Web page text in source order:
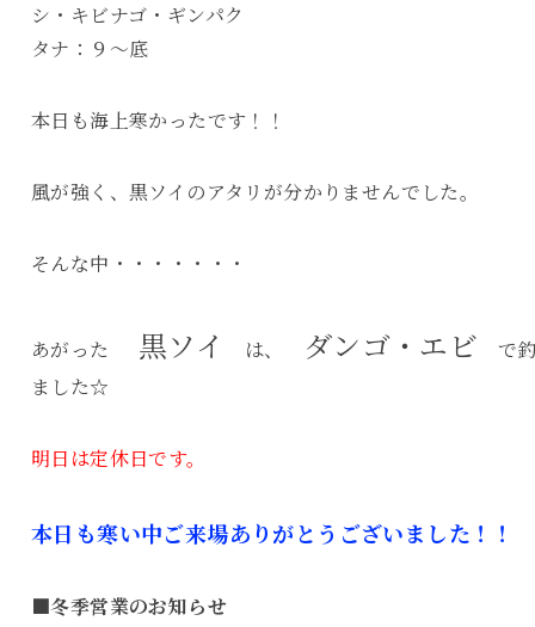
シ・キビナゴ・ギンパク
タナ：９～底
本日も海上寒かったです！！
風が強く、黒ソイのアタリが分かりませんでした。
そんな中・・・・・・・
あがった 黒ソイ は、 ダンゴ・エビ で
ました☆
明日は定休日です。
本日も寒い中ご来場ありがとうございました！！
■冬季営業のお知らせ